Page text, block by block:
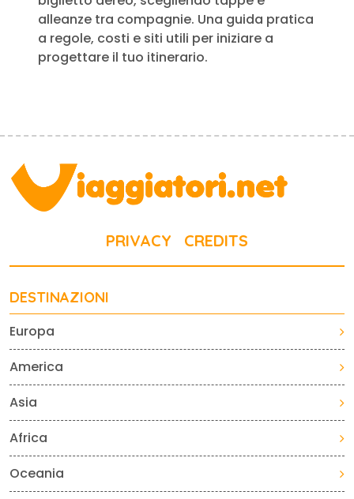
alleanze tra compagnie. Una guida pratica
a regole, costi e siti utili per iniziare a
progettare il tuo itinerario.
PRIVACY CREDITS
DESTINAZIONI
Europa
America
Asia
Africa
Oceania